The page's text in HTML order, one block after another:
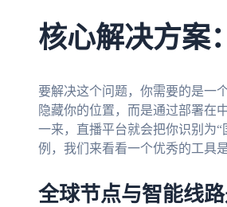
核心解决方案
要解决这个问题，你需要的是一
隐藏你的位置，而是通过部署在
一来，直播平台就会把你识别为
例，我们来看看一个优秀的工具
全球节点与智能线